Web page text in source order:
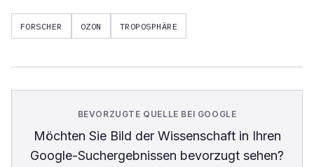
FORSCHER OZON TROPOSPHÄRE
BEVORZUGTE QUELLE BEI GOOGLE
Möchten Sie Bild der Wissenschaftin Ihren
Google-Suchergebnissen bevorzugt sehen?